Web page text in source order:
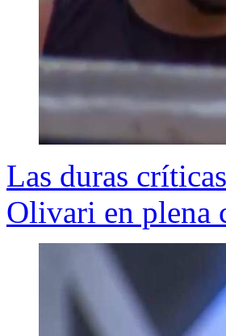
Las duras
Olivari en plena